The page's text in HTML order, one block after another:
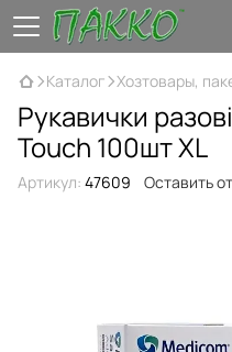
Каталог Хозтовары,
Рукавички
Touch 100шт XL
Артикул: 47609 Оставить